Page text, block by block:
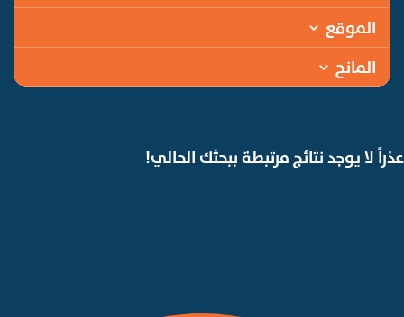
الموقع
المانح
عذراً لا يوجد نتائج مرتبطة ببحثك الحالي!